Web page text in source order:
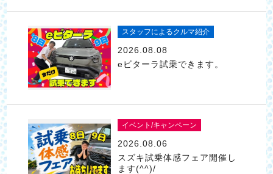
スタッフによるクルマ紹介
2026.08.08
eビターラ試乗できます。
イベント/キャンペーン
2026.08.06
スズキ試乗体感フェア開催し
ます(^^)/